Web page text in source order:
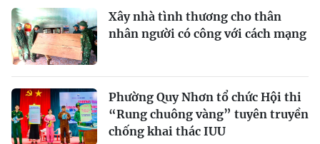
Xây nhà tình thương cho thân
nhân người có công với cách mạng
Phường Quy Nhơn tổ chức Hội thi
“Rung chuông vàng” tuyên truyền
chống khai thác IUU